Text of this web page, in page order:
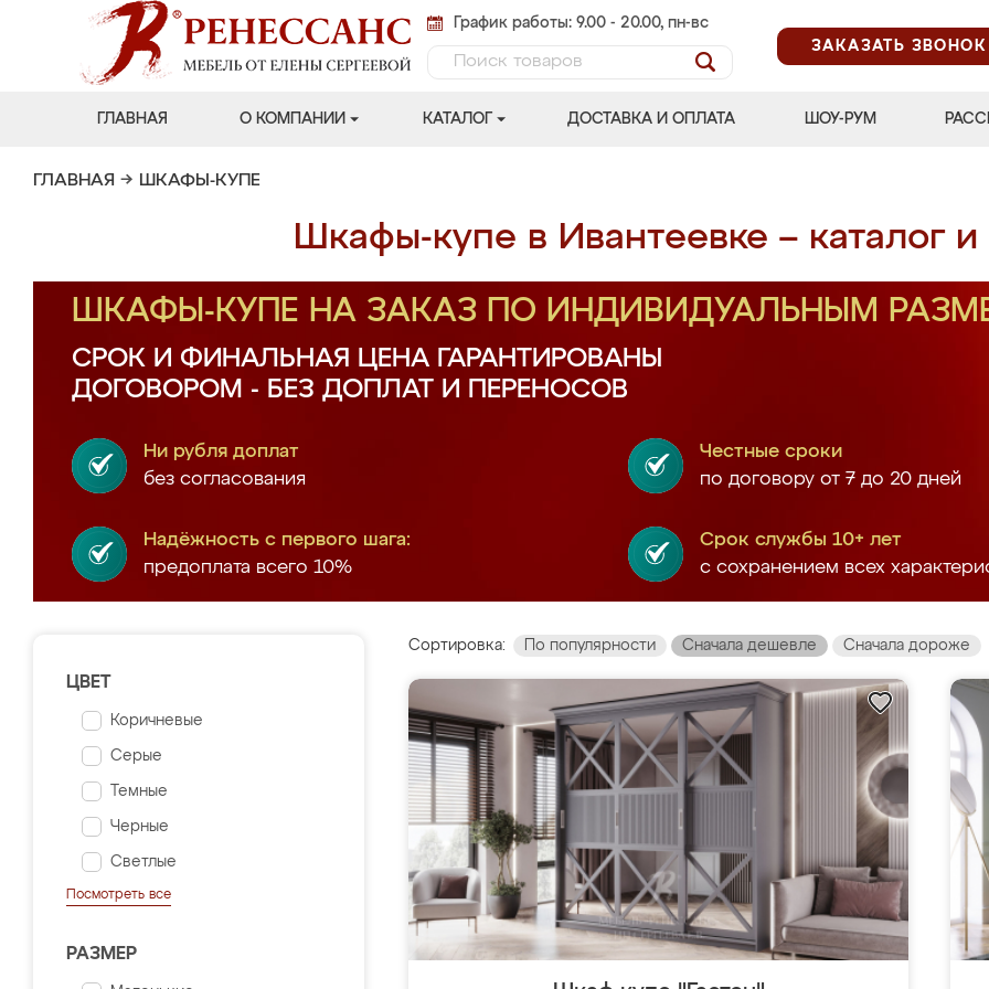
График работы: 9.00 - 20.00, пн-вс
ЗАКАЗАТЬ ЗВОНОК
ГЛАВНАЯ О КОМПАНИИ КАТАЛОГ ДОСТАВКА И ОПЛАТА ШОУ-РУМ
ГЛАВНАЯ → ШКАФЫ-КУПЕ
Шкафы-купе в Ивантеевке – каталог
ШКАФЫ-КУПЕ НА ЗАКАЗ ПО ИНДИВИДУАЛЬНЫМ
СРОК И ФИНАЛЬНАЯ ЦЕНА ГАРАНТИРОВАНЫ
ДОГОВОРОМ - БЕЗ ДОПЛАТ И ПЕРЕНОСОВ
Ни рубля доплат
без согласования
Честные сроки
по договору от 7 до 20 дней
Надёжность с первого шага:
предоплата всего 10%
Срок службы 10+ лет
с сохранением всех
ЦВЕТ
Коричневые
Серые
Темные
Черные
Светлые
Посмотреть все
РАЗМЕР
Сортировка: По популярности Сначала дешевле Сначала дороже